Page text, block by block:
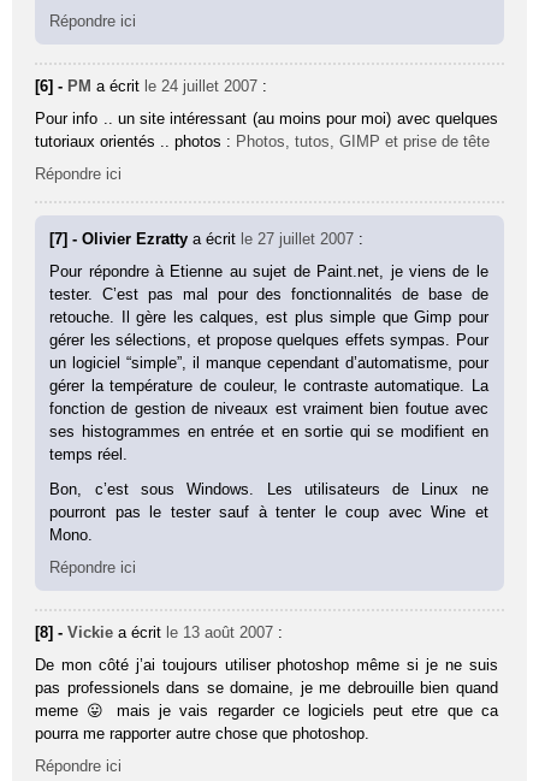
Répondre ici
[6] - PM a écrit le 24 juillet 2007 :
Pour info .. un site intéressant (au moins pour moi) avec quelques
tutoriaux orientés .. photos : Photos, tutos, GIMP et prise de tête
Répondre ici
[7] - Olivier Ezrattya écrit le 27 juillet 2007 :
Pour répondre à Etienne au sujet de Paint.net, je viens de le
tester. C’est pas mal pour des fonctionnalités de base de
retouche. Il gère les calques, est plus simple que Gimp pour
gérer les sélections, et propose quelques effets sympas. Pour
un logiciel “simple”, il manque cependant d’automatisme, pour
gérer la température de couleur, le contraste automatique. La
fonction de gestion de niveaux est vraiment bien foutue avec
ses histogrammes en entrée et en sortie qui se modifient en
temps réel.
Bon, c’est sous Windows. Les utilisateurs de Linux ne
pourront pas le tester sauf à tenter le coup avec Wine et
Mono.
Répondre ici
[8] -Vickie a écrit le 13 août 2007 :
De mon côté j’ai toujours utiliser photoshop même si je ne suis
pas professionels dans se domaine, je me debrouille bien quand
meme 😛 mais je vais regarder ce logiciels peut etre que ca
pourra me rapporter autre chose que photoshop.
Répondre ici